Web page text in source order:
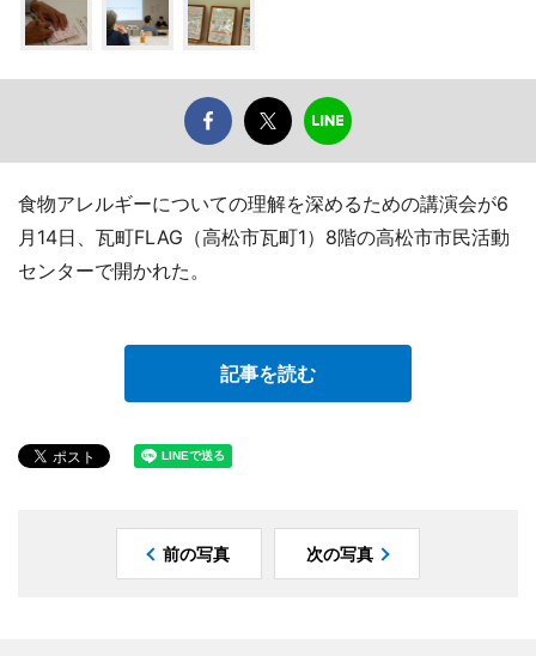
食物アレルギーについての理解を深めるための講演会が6
月14日、瓦町FLAG（高松市瓦町1）8階の高松市市民活動
センターで開かれた。
記事を読む
前の写真 次の写真